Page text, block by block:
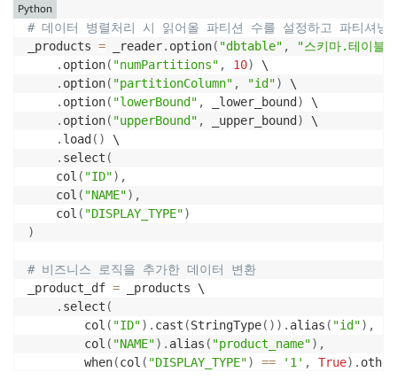
},
        trigger_conf
={
'trigger_params_1': '1'
'trigger_params_2'
'2'
}
    task
# 데이터 병렬처리 시 읽어올 파티션 수를 설정하고 파티셔
_products = _reader. option( "dbtable" ,
"스키마.테이블
. option( "numPartitions" , 10)
\
. option( "partitionColumn" , "id")
\
. option( "lowerBound" , _lower_bound )
\
. option( "upperBound" , _upper_bound )
\
. load ( )
\
. select (
    col
( "ID") ,
    col
( "NAME") ,
    col
( "DISPLAY_TYPE")
)
# 비즈니스 로직을 추가한 데이터 변환
_product_df = _products \
. select (
        col
( "ID") . cast (StringType( ) ) . alias ( "id") ,
        col
( "NAME") . alias ( "product_name") ,
        when
(col ( "DISPLAY_TYPE") == '1' , True) .
Python